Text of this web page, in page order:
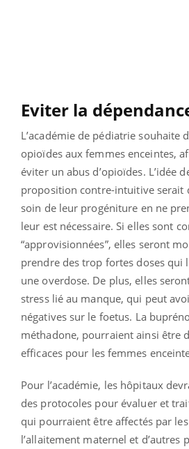
Eviter la
L’académie de pédiatrie souhaite
opioïdes aux femmes enceintes,
éviter un abus d’opioïdes. L’idée
proposition contre-intuitive serait
soin de leur progéniture en ne
leur est nécessaire. Si elles sont
“approvisionnées”, elles seront
prendre des trop fortes doses qui
une overdose. De plus, elles
stress lié au manque, qui peut
négatives sur le foetus. La
méthadone, pourraient ainsi être
efficaces pour les femmes
Pour l’académie, les hôpitaux
des protocoles pour évaluer et
qui pourraient être affectés par
l’allaitement maternel et d’autres